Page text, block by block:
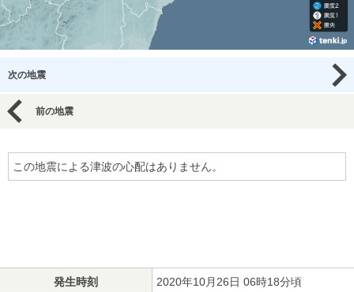
次の地震
前の地震
この地震による津波の心配はありません。
発生時刻 2020年10月26日 06時18分頃